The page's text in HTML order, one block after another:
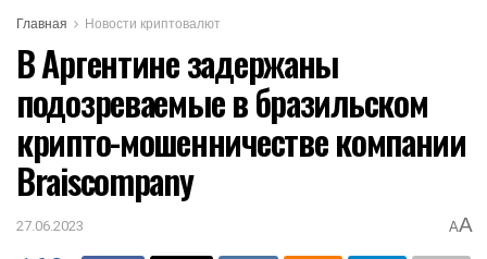
Главная Новости криптовалют
В Аргентине задержаны
подозреваемые в бразильском
крипто-мошенничестве компании
Braiscompany
27.06.2023 AA